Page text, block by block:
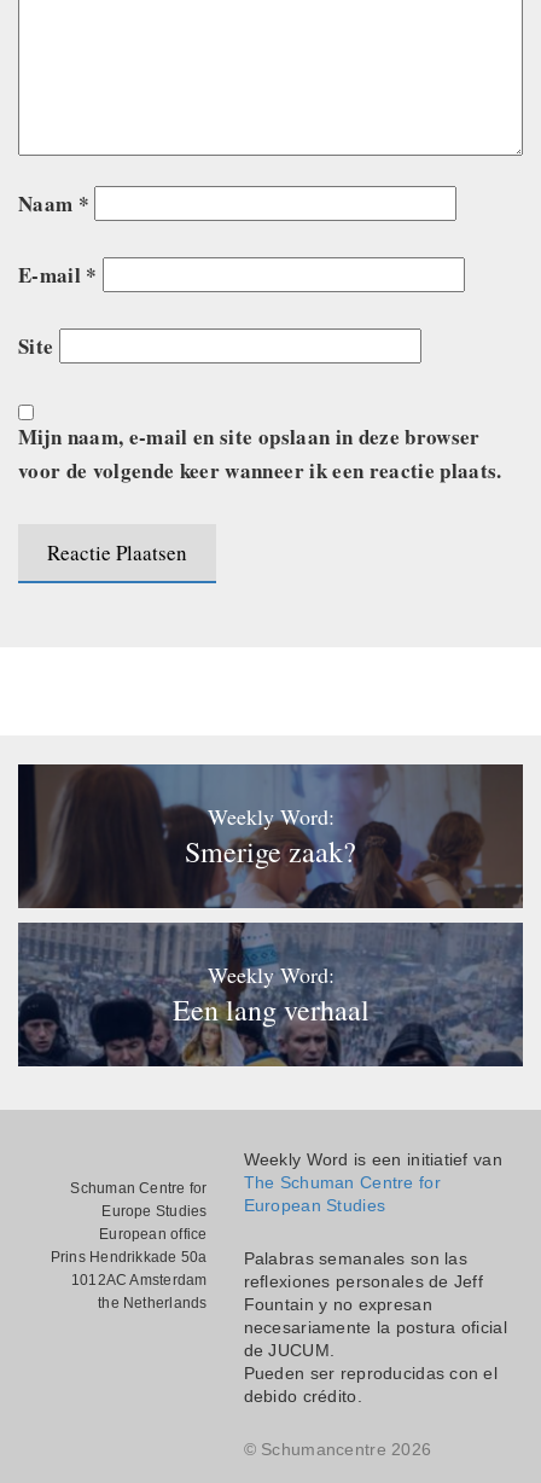
Naam *
E-mail *
Site
Mijn naam, e-mail en site opslaan in deze browser
voor de volgende keer wanneer ik een reactie plaats.
Weekly Word:
Smerige zaak?
Weekly Word:
Een lang verhaal
Schuman Centre for
Europe Studies
European office
Prins Hendrikkade 50a
1012AC Amsterdam
the Netherlands
Weekly Word is een initiatief van
The Schuman Centre for
European Studies
Palabras semanales son las
reflexiones personales de Jeff
Fountain y no expresan
necesariamente la postura oficial
de JUCUM.
Pueden ser reproducidas con el
debido crédito.
© Schumancentre 2026